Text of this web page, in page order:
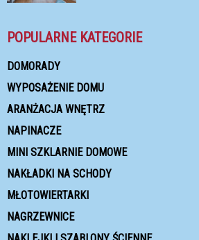
POPULARNE KATEGORIE
DOMORADY
WYPOSAŻENIE DOMU
ARANŻACJA WNĘTRZ
NAPINACZE
MINI SZKLARNIE DOMOWE
NAKŁADKI NA SCHODY
MŁOTOWIERTARKI
NAGRZEWNICE